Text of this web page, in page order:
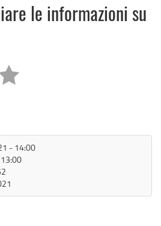
le informazioni su
- 14:00